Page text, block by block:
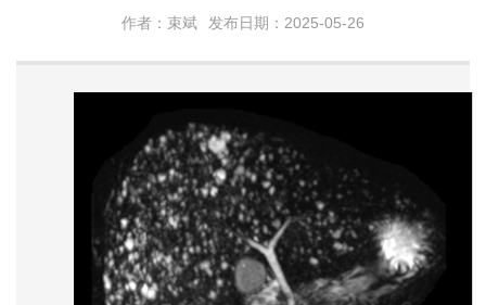
作者：束斌 发布日期：2025-05-26